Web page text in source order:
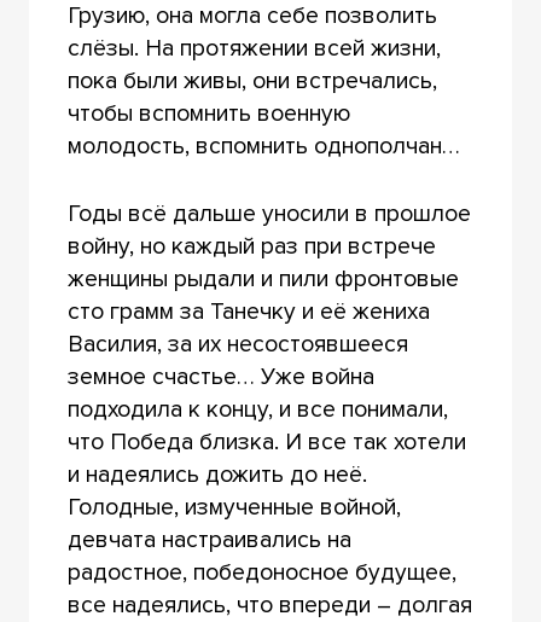
Грузию, она могла себе позволить
слёзы. На протяжении всей жизни,
пока были живы, они встречались,
чтобы вспомнить военную
молодость, вспомнить однополчан…
Годы всё дальше уносили в прошлое
войну, но каждый раз при встрече
женщины рыдали и пили фронтовые
сто грамм за Танечку и её жениха
Василия, за их несостоявшееся
земное счастье… Уже война
подходила к концу, и все понимали,
что Победа близка. И все так хотели
и надеялись дожить до неё.
Голодные, измученные войной,
девчата настраивались на
радостное, победоносное будущее,
все надеялись, что впереди – долгая